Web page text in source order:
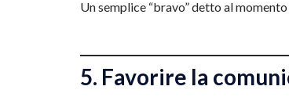
Un semplice “bravo” detto al
5. Favorire la